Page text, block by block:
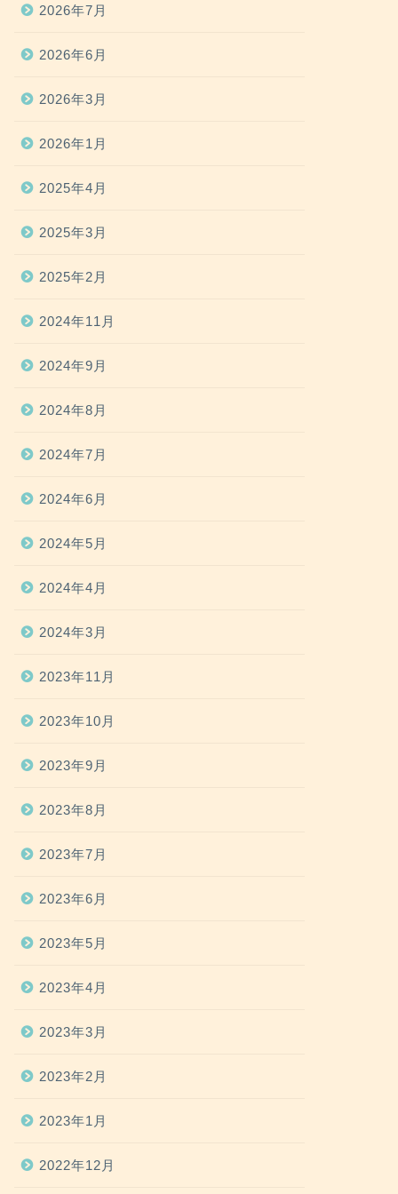
2026年7月
2026年6月
2026年3月
2026年1月
2025年4月
2025年3月
2025年2月
2024年11月
2024年9月
2024年8月
2024年7月
2024年6月
2024年5月
2024年4月
2024年3月
2023年11月
2023年10月
2023年9月
2023年8月
2023年7月
2023年6月
2023年5月
2023年4月
2023年3月
2023年2月
2023年1月
2022年12月